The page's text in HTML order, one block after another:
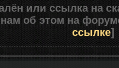
или ссылка на
об этом на
ссылке]